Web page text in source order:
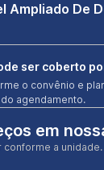
Ampliado De
ser coberto
o convênio e
agendamento.
em
a unidade.